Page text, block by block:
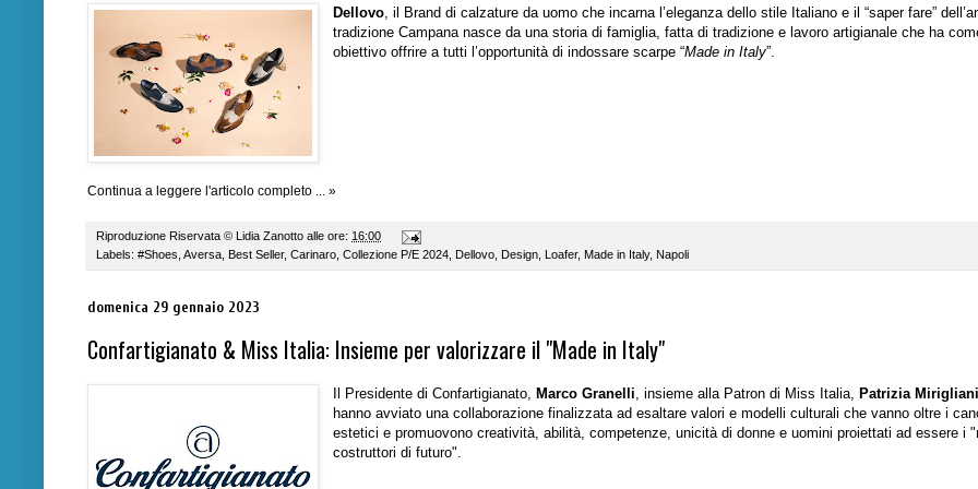
Dellovo, il Brand di calzature da uomo che incarna l’eleganza dello stile Italiano e il “saper fare”
tradizione Campana nasce da una storia di famiglia, fatta di tradizione e lavoro artigianale che ha
obiettivo offrire a tutti l’opportunità di indossare scarpe “Made in Italy”.
Continua a leggere l'articolo completo ... »
Riproduzione Riservata © Lidia Zanotto alle ore: 16:00
Labels: #Shoes, Aversa, Best Seller, Carinaro, Collezione P/E 2024, Dellovo, Design, Loafer, Made in Italy, Napoli
domenica 29 gennaio 2023
Confartigianato & Miss Italia: Insieme per valorizzare il "Made in Italy"
Il Presidente di Confartigianato, Marco Granelli , insieme alla Patron di Miss Italia, Patrizia Mirigliani
hanno avviato una collaborazione finalizzata ad esaltare valori e modelli culturali che vanno oltre i
estetici e promuovono creatività, abilità, competenze, unicità di donne e uomini proiettati ad essere i
costruttori di futuro".